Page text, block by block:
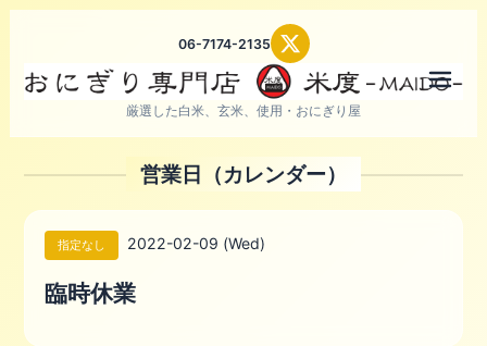
06-7174-2135
厳選した白米、玄米、使用・おにぎり屋
営業日（カレンダー）
指定なし 2022-02-09 (Wed)
臨時休業